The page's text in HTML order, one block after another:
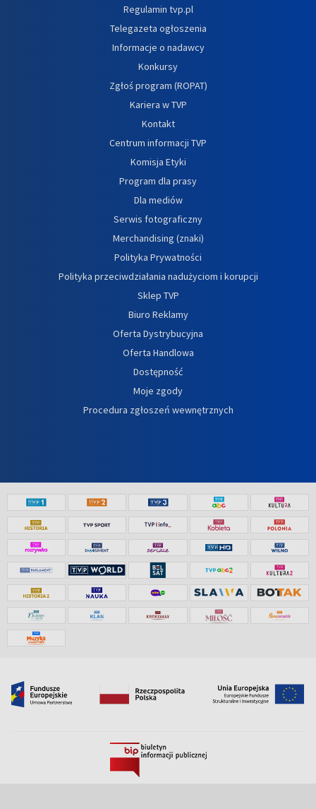
Regulamin tvp.pl
Telegazeta ogłoszenia
Informacje o nadawcy
Konkursy
Zgłoś program (ROPAT)
Kariera w TVP
Kontakt
Centrum informacji TVP
Komisja Etyki
Program dla prasy
Dla mediów
Serwis fotograficzny
Merchandising (znaki)
Polityka Prywatności
Polityka przeciwdziałania nadużyciom i korupcji
Sklep TVP
Biuro Reklamy
Oferta Dystrybucyjna
Oferta Handlowa
Dostępność
Moje zgody
Procedura zgłoszeń wewnętrznych